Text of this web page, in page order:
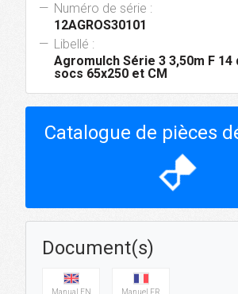
Numéro de série :
12AGROS30101
Libellé :
Agromulch Série 3 3,50m F 14
socs 65x250 et CM
Catalogue de pièces
hourglass_top
Document(s)
Manual EN Manuel FR